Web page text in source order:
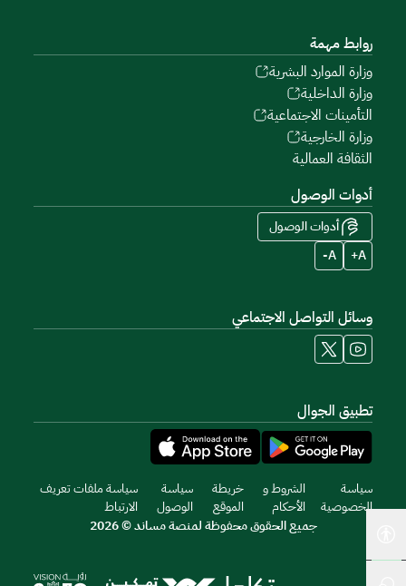
روابط مهمة
وزارة الموارد البشرية
وزارة الداخلية
التأمينات الاجتماعية
وزارة الخارجية
الثقافة العمالية
أدوات الوصول
أدوات الوصول
A+
A-
وسائل التواصل الاجتماعي
تطبيق الجوال
سياسة
الخصوصية
الشروط و
الأحكام
خريطة
الموقع
سياسة
الوصول
سياسة ملفات تعريف
الارتباط
جميع الحقوق محفوظة لمنصة مساند © 2026